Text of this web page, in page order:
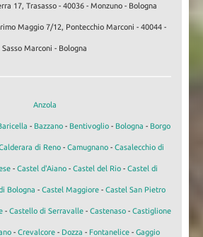
17, Trasasso - 40036 - Monzuno - Bologna
Maggio 7/12, Pontecchio Marconi - 40044 -
Sasso Marconi - Bologna
Anzola
- Bazzano - Bentivoglio - Bologna - Borgo
di Reno - Camugnano - Casalecchio di
- Castel d'Aiano - Castel del Rio - Castel di
Bologna - Castel Maggiore- Castel San Pietro
- Castello di Serravalle- Castenaso- Castiglione
- Crevalcore - Dozza - Fontanelice - Gaggio